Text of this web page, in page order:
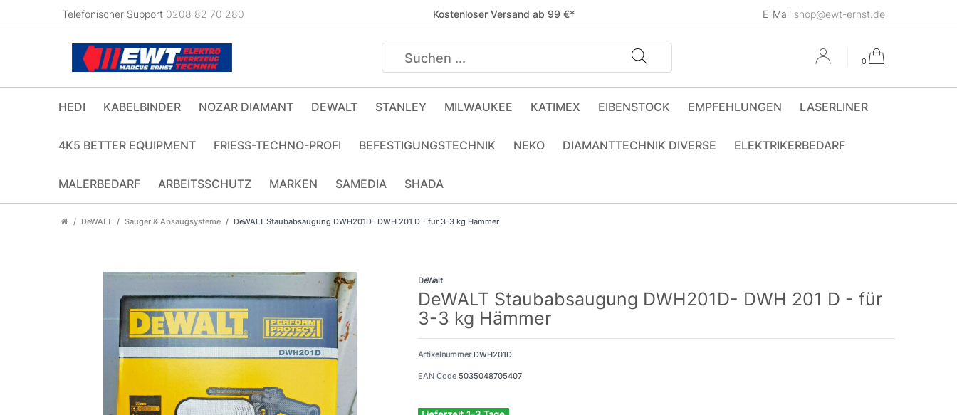
Telefonischer Support 0208 82 70 280 Kostenloser Versand ab 99 €* E-Mail shop@ewt-ernst.de
0
HEDI KABELBINDER NOZAR DIAMANT DEWALT STANLEY MILWAUKEE KATIMEX EIBENSTOCK EMPFEHLUNGEN LASERLINER
4K5 BETTER EQUIPMENT FRIESS-TECHNO-PROFI BEFESTIGUNGSTECHNIK NEKO DIAMANTTECHNIK DIVERSE ELEKTRIKERBEDARF
MALERBEDARF ARBEITSSCHUTZ MARKEN SAMEDIA SHADA
DeWALT Sauger & Absaugsysteme DeWALT Staubabsaugung DWH201D- DWH 201 D - für 3-3 kg Hämmer
DeWalt
DeWALT Staubabsaugung DWH201D- DWH 201 D - für
3-3 kg Hämmer
Artikelnummer DWH201D
EAN Code 5035048705407